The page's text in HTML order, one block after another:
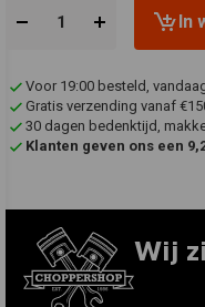
In
Voor 19:00 besteld,
Gratis verzending vanaf
30 dagen bedenktijd,
Klanten geven ons een
Wij